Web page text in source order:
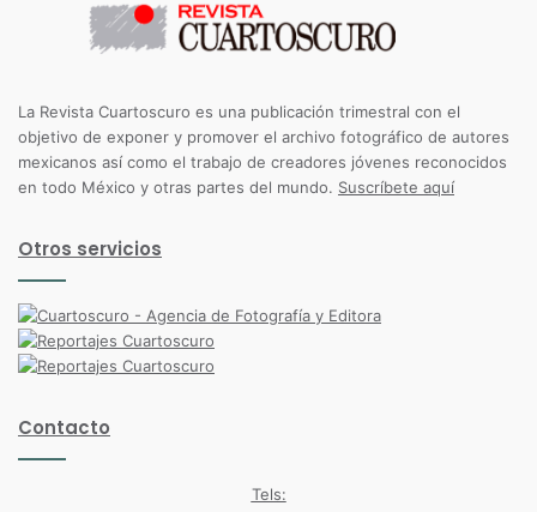
La Revista Cuartoscuro es una publicación trimestral con el
objetivo de exponer y promover el archivo fotográfico de autores
mexicanos así como el trabajo de creadores jóvenes reconocidos
en todo México y otras partes del mundo. Suscríbete aquí
Otros servicios
Contacto
Tels: